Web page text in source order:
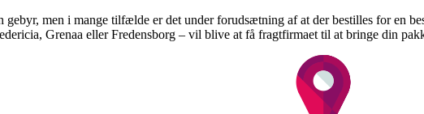
men i mange tilfælde er det under forudsætning af at der bestilles for en
Grenaa eller Fredensborg – vil blive at få fragtfirmaet til at bringe din